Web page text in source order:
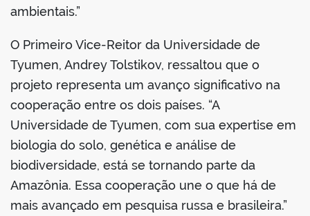
ambientais.”
O Primeiro Vice-Reitor da Universidade de
Tyumen, Andrey Tolstikov, ressaltou que o
projeto representa um avanço significativo na
cooperação entre os dois países. “A
Universidade de Tyumen, com sua expertise em
biologia do solo, genética e análise de
biodiversidade, está se tornando parte da
Amazônia. Essa cooperação une o que há de
mais avançado em pesquisa russa e brasileira.”